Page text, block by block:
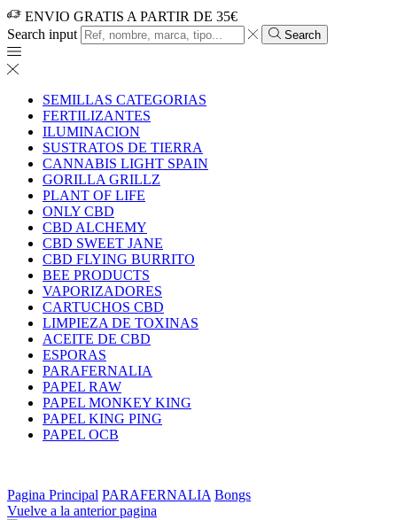
ENVIO GRATIS A PARTIR DE 35€
Search input
Search
SEMILLAS CATEGORIAS
FERTILIZANTES
ILUMINACION
SUSTRATOS DE TIERRA
CANNABIS LIGHT SPAIN
GORILLA GRILLZ
PLANT OF LIFE
ONLY CBD
CBD ALCHEMY
CBD SWEET JANE
CBD FLYING BURRITO
BEE PRODUCTS
VAPORIZADORES
CARTUCHOS CBD
LIMPIEZA DE TOXINAS
ACEITE DE CBD
ESPORAS
PARAFERNALIA
PAPEL RAW
PAPEL MONKEY KING
PAPEL KING PING
PAPEL OCB
Pagina Principal PARAFERNALIA Bongs
Vuelve a la anterior pagina